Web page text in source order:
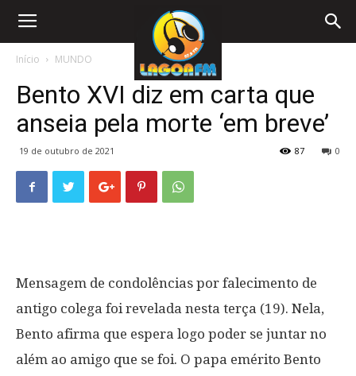
Início MUNDO
Bento XVI diz em carta que
anseia pela morte ‘em breve’
19 de outubro de 2021 0
87
Mensagem de condolências por falecimento de
antigo colega foi revelada nesta terça (19). Nela,
Bento afirma que espera logo poder se juntar no
além ao amigo que se foi. O papa emérito Bento